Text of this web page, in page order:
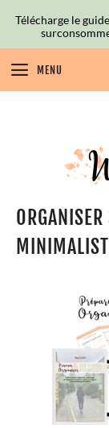
MENU
Télécharge le